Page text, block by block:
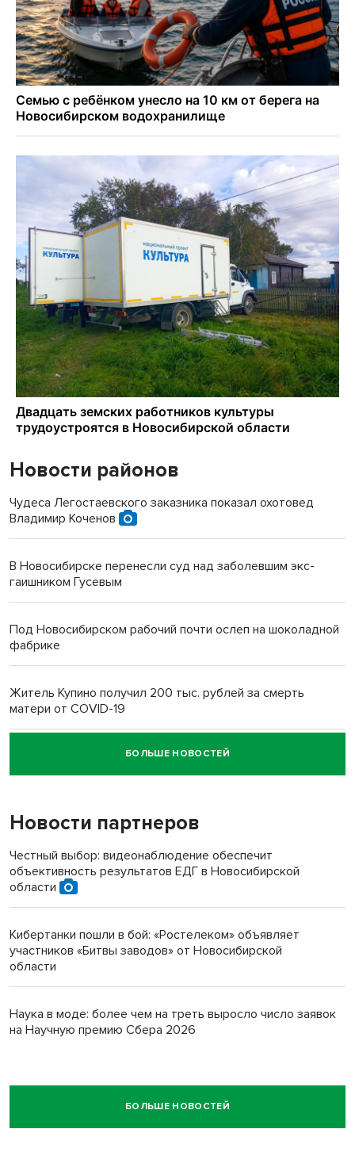
Новости районов
Чудеса Легостаевского заказника показал охотовед
Владимир Коченов
В Новосибирске перенесли суд над заболевшим экс-
гаишником Гусевым
Под Новосибирском рабочий почти ослеп на шоколадной
фабрике
Житель Купино получил 200 тыс. рублей за смерть
матери от COVID-19
Новосибирский суд наказал водителя за смерть
пенсионерки на вокзале
БОЛЬШЕ НОВОСТЕЙ
Новости партнеров
Честный выбор: видеонаблюдение обеспечит
объективность результатов ЕДГ в Новосибирской
области
Кибертанки пошли в бой: «Ростелеком» объявляет
участников «Битвы заводов» от Новосибирской
области
Наука в моде: более чем на треть выросло число заявок
на Научную премию Сбера 2026
БОЛЬШЕ НОВОСТЕЙ